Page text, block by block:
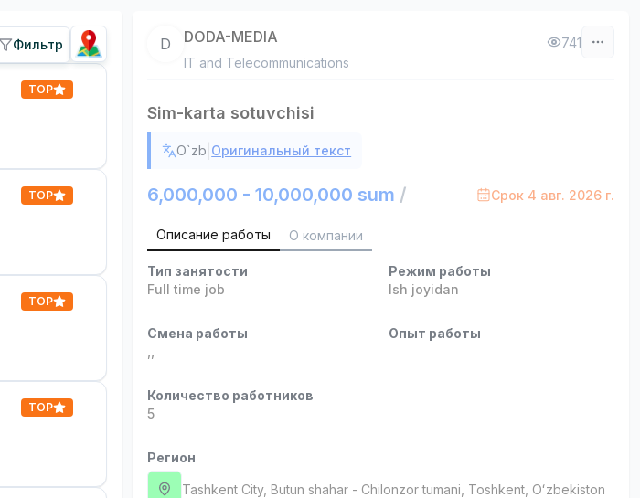
Фильтр
TOP
TOP
TOP
TOP
D DODA-MEDIA
IT and Telecommunications
741
Sim-karta sotuvchisi
O`zb Оригинальный текст
6,000,000 - 10,000,000 sum / Срок 4 авг. 2026 г.
Описание работы О компании
Тип занятости
Full time job
Режим работы
Ish joyidan
Смена работы
Опыт работы
Количество работников
5
Регион
Tashkent City, Butun shahar - Chilonzor tumani, Тоshkent, Oʻzbekiston